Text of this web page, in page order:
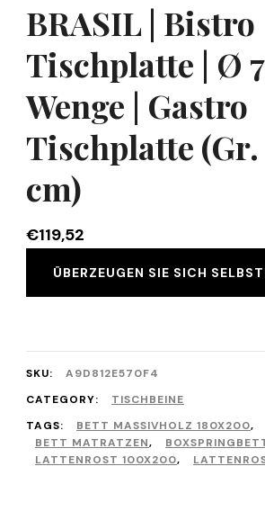
BRASIL | Bistro
Tischplatte | Ø
Wenge | Gastro
Tischplatte
cm)
€119,52
ÜBERZEUGEN SIE SICH
SKU:
A9D812E570F4
CATEGORY:
TISCHBEINE
TAGS:
BETT MASSIVHOLZ 180X200,
BETT MATRATZEN,
LATTENROST 100X200,